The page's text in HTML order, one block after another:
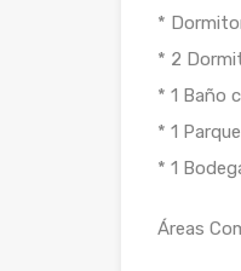
*
* 2
* 1 Baño
* 1
* 1
Áreas